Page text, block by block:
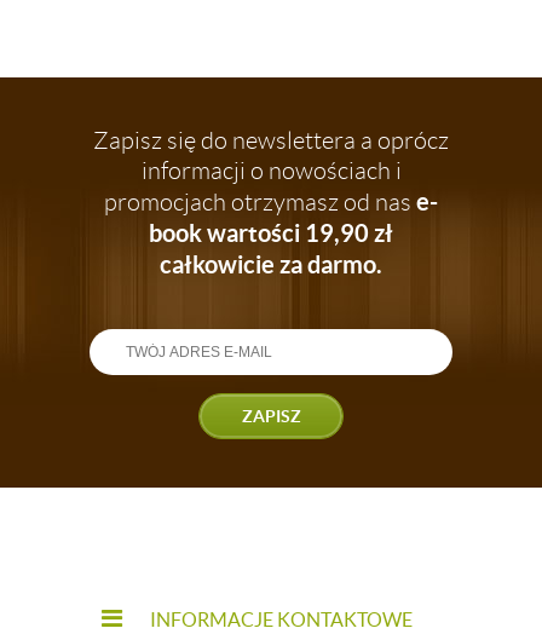
Zapisz się do newslettera a oprócz
informacji o nowościach i
promocjach otrzymasz od nas e-
book wartości 19,90 zł
całkowicie za darmo.
ZAPISZ
INFORMACJE KONTAKTOWE